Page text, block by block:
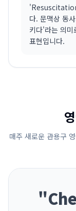
다. 문맥상 동
키다'라는 의
표현입니다.
매주 새로운 관용구
"